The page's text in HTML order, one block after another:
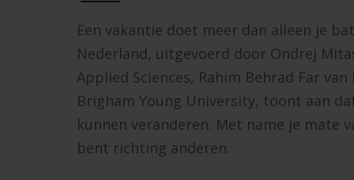
Een vakantie doet meer dan alleen je
Nederland, uitgevoerd door Ondrej
Applied Sciences, Rahim Behrad Far
Brigham Young University, toont aan
kunnen veranderen. Met name je mate
bent richting anderen.